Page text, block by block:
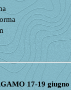
17-19 giugno